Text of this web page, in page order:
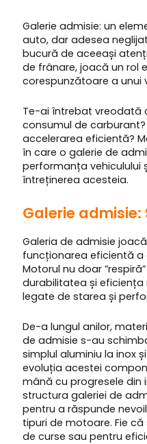
Galerie admisie: un
auto, dar adesea
bucură de aceeași
de frânare, joacă un rol
corespunzătoare a unui
Te-ai întrebat vreodată
consumul de
accelerarea eficientă?
în care o galerie de
performanța vehiculului
întreținerea acesteia.
Galerie
Galeria de admisie
funcționarea eficientă
Motorul nu doar
durabilitatea și
legate de starea și
De-a lungul anilor,
de admisie s-au
simplul aluminiu la inox
evoluția acestei
mână cu progresele din
structura galeriei de
pentru a răspunde
tipuri de motoare. Fie
de curse sau pentru